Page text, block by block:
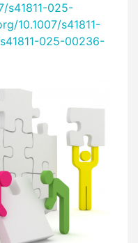
s41811-025-
10.1007/s41811-
025-00236-